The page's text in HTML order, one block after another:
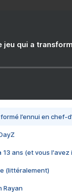
jeu qui a
l’ennui en chef-
13 ans (et vous l'avez
(littéralement)
Rayan